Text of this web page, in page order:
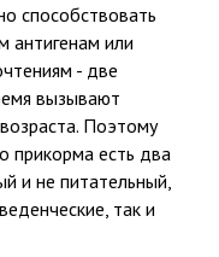
способствовать
антигенам или
- две
вызывают
Поэтому
прикорма есть два
и не питательный,
так и